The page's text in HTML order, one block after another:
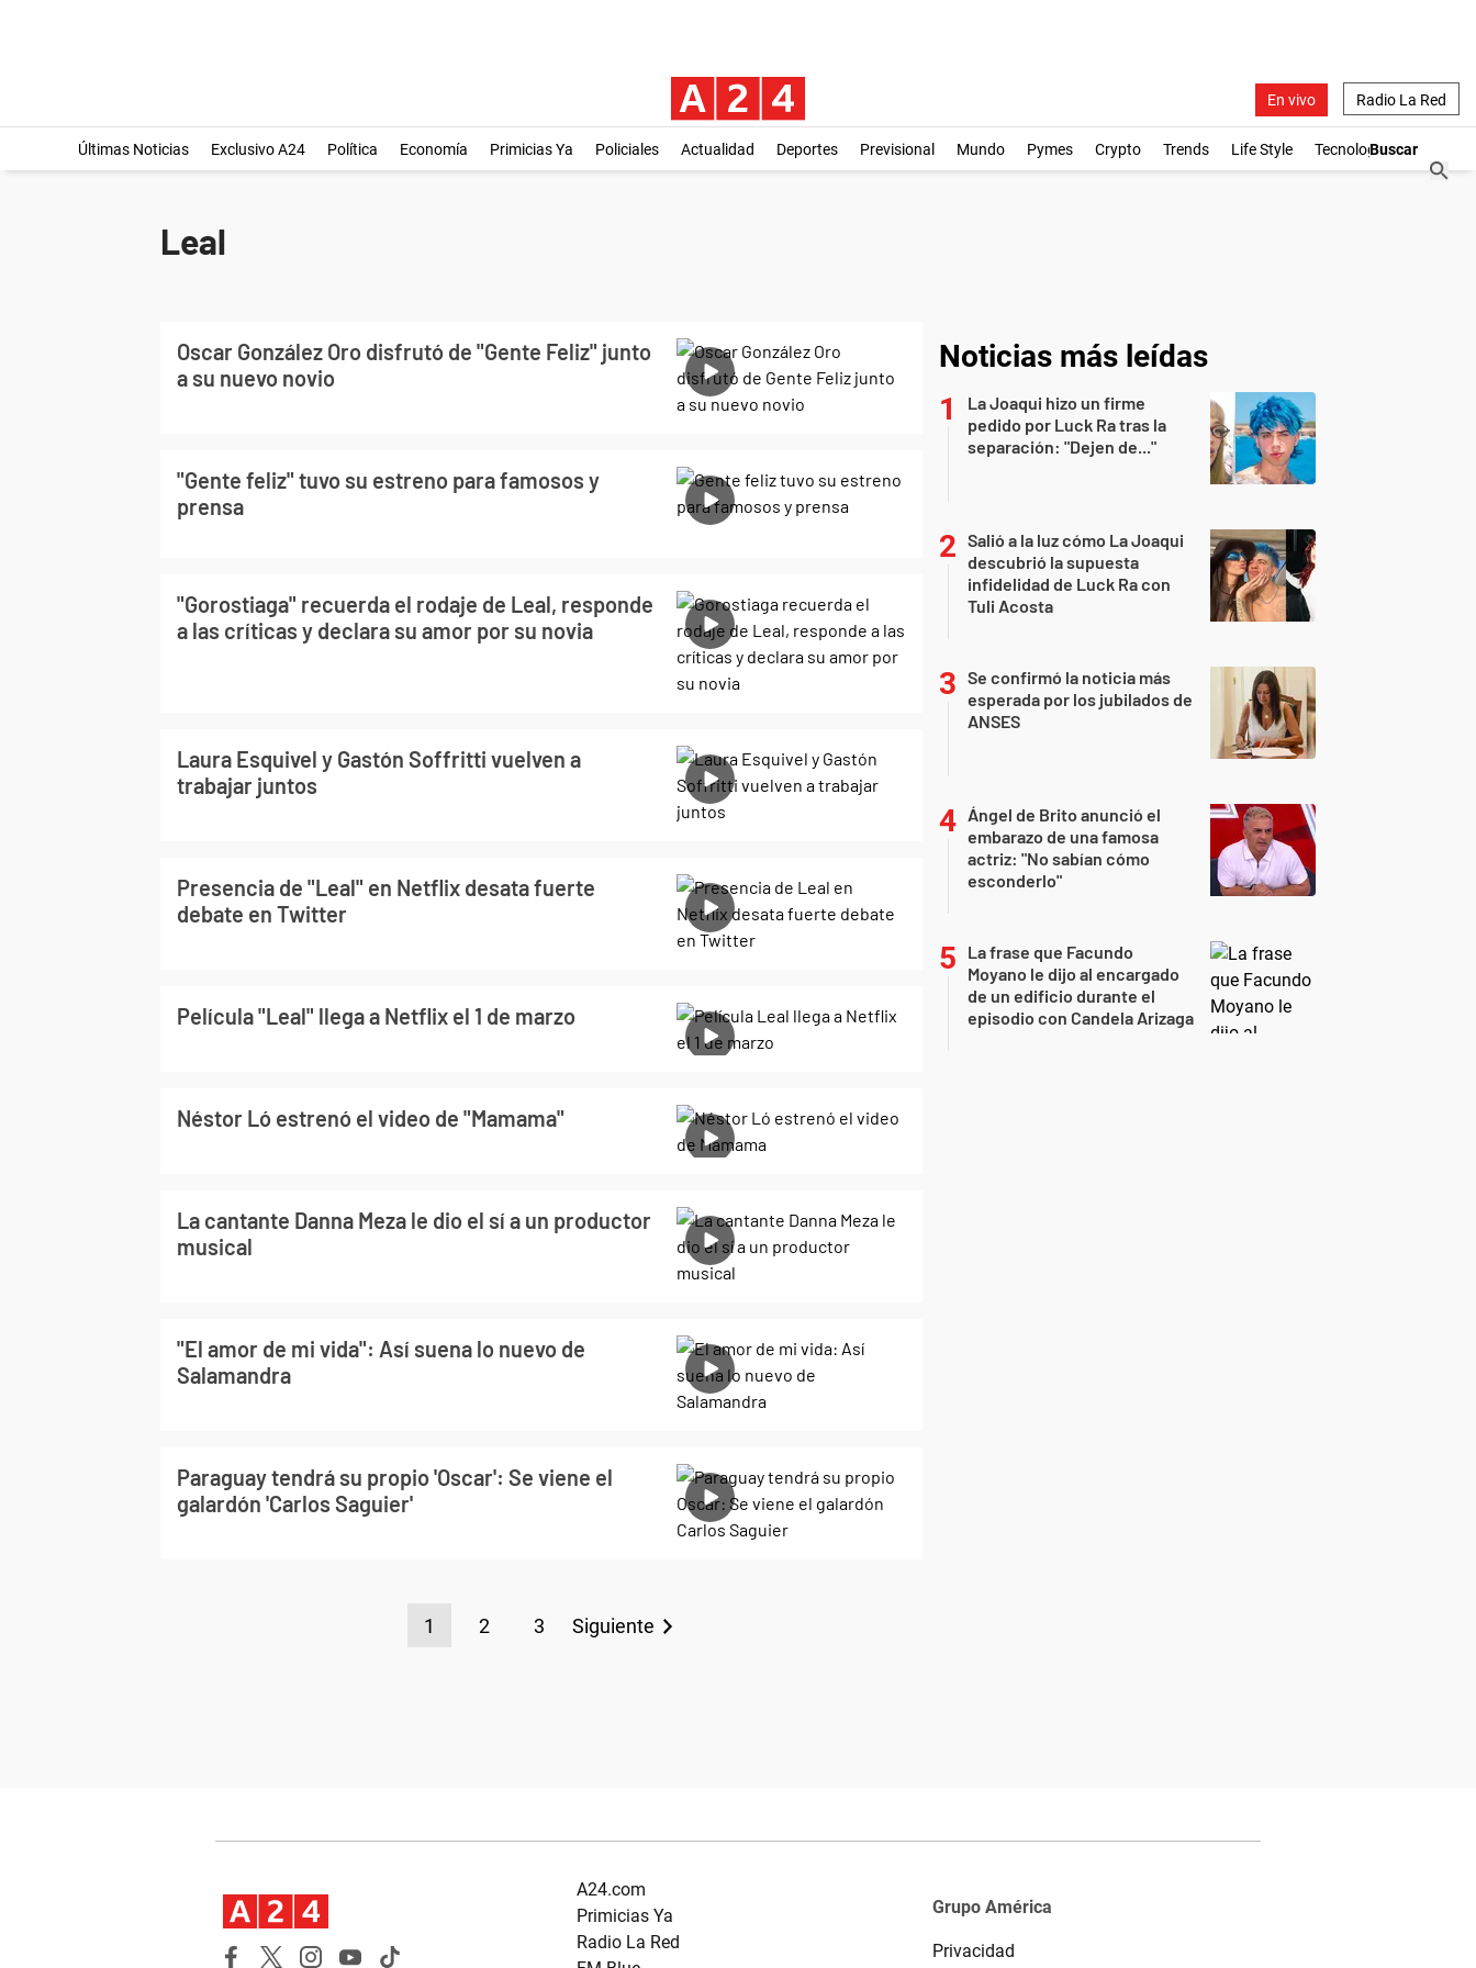
En vivo Radio La Red
Últimas Noticias Exclusivo A24 Política Economía Primicias Ya Policiales Actualidad Deportes Previsional Mundo Pymes Crypto Trends Life Style Tecnología
Leal
Oscar González Oro disfrutó de "Gente Feliz" junto
a su nuevo novio
"Gente feliz" tuvo su estreno para famosos y
prensa
"Gorostiaga" recuerda el rodaje de Leal, responde
a las críticas y declara su amor por su novia
Laura Esquivel y Gastón Soffritti vuelven a
trabajar juntos
Presencia de "Leal" en Netflix desata fuerte
debate en Twitter
Película "Leal" llega a Netflix el 1 de marzo
Néstor Ló estrenó el video de "Mamama"
La cantante Danna Meza le dio el sí a un productor
musical
"El amor de mi vida": Así suena lo nuevo de
Salamandra
Paraguay tendrá su propio 'Oscar': Se viene el
galardón 'Carlos Saguier'
1 2 3 Siguiente
Noticias más leídas
La Joaqui hizo un firme
pedido por Luck Ra tras la
separación: "Dejen de..."
Salió a la luz cómo La Joaqui
descubrió la supuesta
infidelidad de Luck Ra con
Tuli Acosta
Se confirmó la noticia más
esperada por los jubilados de
ANSES
Ángel de Brito anunció el
embarazo de una famosa
actriz: "No sabían cómo
esconderlo"
La frase que Facundo
Moyano le dijo al encargado
de un edificio durante el
episodio con Candela Arizaga
A24.com
Primicias Ya
Radio La Red
Grupo América
Privacidad